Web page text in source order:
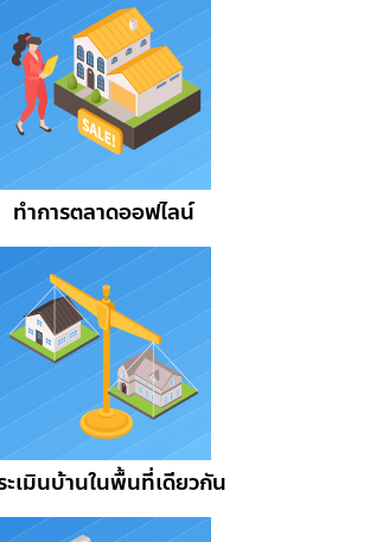
ทำการตลาดออฟไลน์
ะเมินบ้านในพื้นที่เดียวกัน